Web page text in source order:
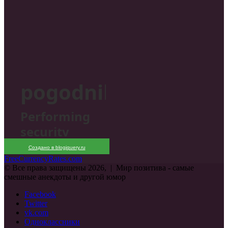
Создано в blogjquery.ru
FreeCurrencyRates.com
© Все права защищены 2026, | Мир позитива - самые
смешные анекдоты и другой юмор
Facebook
Twitter
vk.com
Одноклассники